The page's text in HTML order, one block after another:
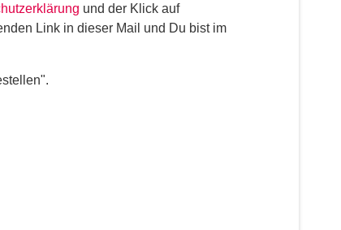
und der Klick auf
Link in dieser Mail und Du bist im